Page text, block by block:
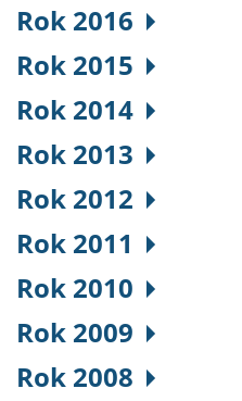
Rok 2016
Rok 2015
Rok 2014
Rok 2013
Rok 2012
Rok 2011
Rok 2010
Rok 2009
Rok 2008